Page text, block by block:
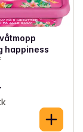
happiness